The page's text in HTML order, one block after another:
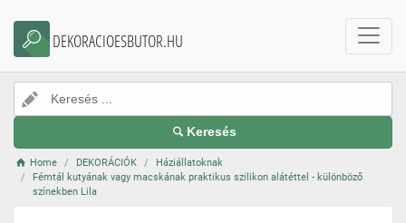
DEKORACIOESBUTOR.HU
Keresés
Home DEKORÁCIÓK
Háziállatoknak
Fémtál kutyának vagy macskának praktikus szilikon alátéttel - különböző
színekben Lila